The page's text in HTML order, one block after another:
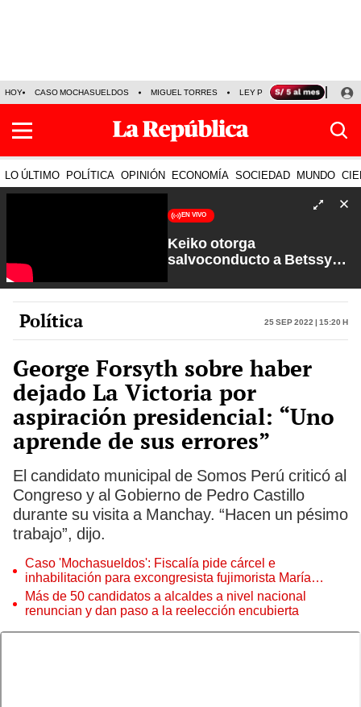
HOY CASO MOCHASUELDOS MIGUEL TORRES LEY PULPÍN PRECIO DEL
LO ÚLTIMO POLÍTICA OPINIÓN ECONOMÍA SOCIEDAD MUNDO
EN VIVO
Keiko otorga
salvoconducto a Betssy
Petroperú | Sin Guion con
Rosa María Palacios
Política 25 Sep 2022 | 15:20 h
George Forsyth sobre haber
dejado La Victoria por
aspiración presidencial: “Uno
aprende de sus errores”
El candidato municipal de Somos Perú criticó al
Congreso y al Gobierno de Pedro Castillo
durante su visita a Manchay. “Hacen un pésimo
trabajo”, dijo.
Caso 'Mochasueldos': Fiscalía pide cárcel e
inhabilitación para excongresista fujimorista María
Cordero Jon Tay
Más de 50 candidatos a alcaldes a nivel nacional
renuncian y dan paso a la reelección encubierta